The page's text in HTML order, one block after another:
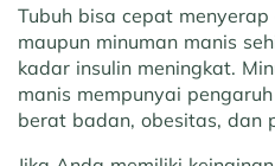
Tubuh bisa cepat
maupun minuman manis
kadar insulin meningkat.
manis mempunyai
berat badan, obesitas, dan